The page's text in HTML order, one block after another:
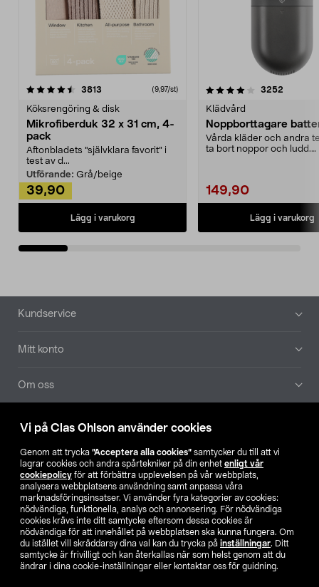
Vi på Clas Ohlson använder cookies
Genom att trycka ”Acceptera alla cookies” samtycker du till att vi
lagrar cookies och andra spårtekniker på din enhet enligt vår
cookiepolicy för att förbättra upplevelsen på vår webbplats,
analysera webbplatsens användning samt anpassa våra
marknadsföringsinsatser. Vi använder fyra kategorier av cookies:
nödvändiga, funktionella, analys och annonsering. För nödvändiga
cookies krävs inte ditt samtycke eftersom dessa cookies är
nödvändiga för att innehållet på webbplatsen ska kunna fungera. Om
du istället vill skräddarsy dina val kan du trycka på inställningar. Ditt
samtycke är frivilligt och kan återkallas när som helst genom att du
ändrar i dina cookie-inställningar eller kontaktar oss för guidning.
3813 (9,97/st)
Köksrengöring & disk
Mikrofiberduk 32 x 31 cm, 4-
pack
Aftonbladets "självklara favorit” i
test av d...
Utförande: Grå/beige
39,90
Lägg i varukorg
4.0av 5 stjärnor 3252
Klädvård
Noppborttagare
Vårda kläder och andra
ta bort noppor och ludd.
149,90
Lägg i varukorg
4.5av 5 stjärnor
Sidfot
Kundservice
Mitt konto
Om oss
Aktuellt
Våra bolag
Hitta butik
SE NO FI